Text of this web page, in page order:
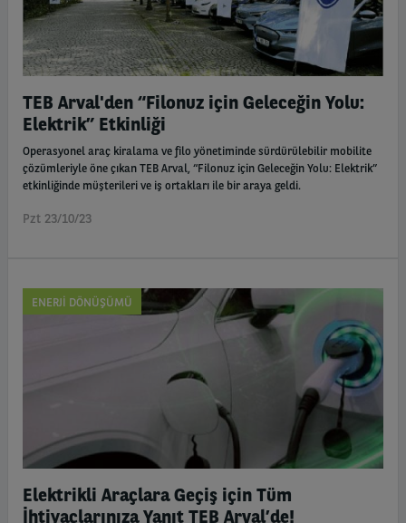
TEB Arval'den “Filonuz için Geleceğin Yolu:
Elektrik” Etkinliği
Operasyonel araç kiralama ve filo yönetiminde sürdürülebilir mobilite
çözümleriyle öne çıkan TEB Arval, “Filonuz için Geleceğin Yolu: Elektrik”
etkinliğinde müşterileri ve iş ortakları ile bir araya geldi.
Pzt 23/10/23
ENERJI DÖNÜŞÜMÜ
Elektrikli Araçlara Geçiş için Tüm
İhtiyaçlarınıza Yanıt TEB Arval’de!